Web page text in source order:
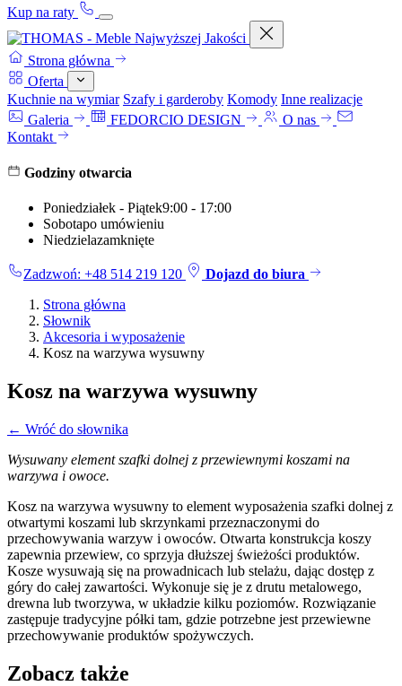
Kup na raty
Strona główna
Oferta
Kuchnie na wymiar Szafy i garderoby Komody Inne realizacje
Galeria
FEDORCIO DESIGN
O nas
Kontakt
Godziny otwarcia
Poniedziałek - Piątek9:00 - 17:00
Sobotapo umówieniu
Niedzielazamknięte
Zadzwoń: +48 514 219 120
Dojazd do biura
Strona główna
Słownik
Akcesoria i wyposażenie
Kosz na warzywa wysuwny
Kosz na warzywa wysuwny
← Wróć do słownika
Wysuwany element szafki dolnej z przewiewnymi koszami na
warzywa i owoce.
Kosz na warzywa wysuwny to element wyposażenia szafki dolnej z
otwartymi koszami lub skrzynkami przeznaczonymi do
przechowywania warzyw i owoców. Otwarta konstrukcja koszy
zapewnia przewiew, co sprzyja dłuższej świeżości produktów.
Kosze wysuwają się na prowadnicach lub stelażu, dając dostęp z
góry do całej zawartości. Wykonuje się je z drutu metalowego,
drewna lub tworzywa, w układzie kilku poziomów. Rozwiązanie
zastępuje tradycyjne półki tam, gdzie potrzebne jest przewiewne
przechowywanie produktów spożywczych.
Zobacz także